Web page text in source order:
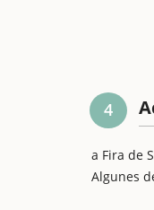
4
a Fira de
Algunes